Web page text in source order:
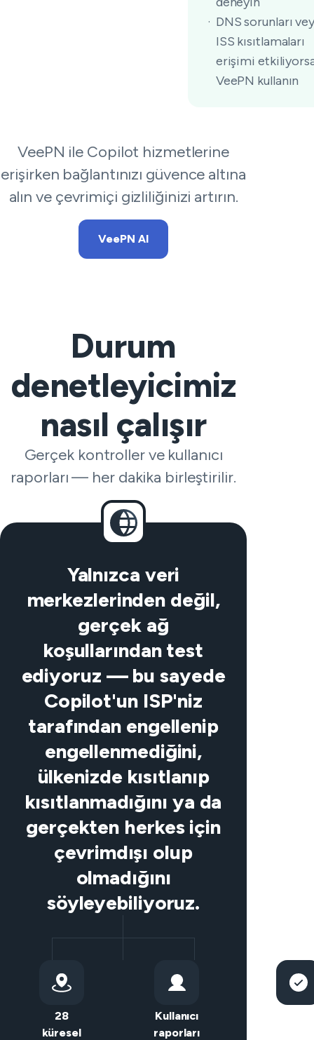
DNS sorunları
ISS kısıtlamaları
erişimi
VeePN kullanın
VeePN ile Copilot hizmetlerine
erişirken bağlantınızı güvence altına
alın ve çevrimiçi gizliliğinizi artırın.
VeePN Al
Durum
denetleyicimiz
nasıl çalışır
Gerçek kontroller ve kullanıcı
raporları — her dakika birleştirilir.
Yalnızca veri
merkezlerinden değil,
gerçek ağ
koşullarından test
ediyoruz — bu sayede
Copilot'un ISP'niz
tarafından engellenip
engellenmediğini,
ülkenizde kısıtlanıp
kısıtlanmadığını ya da
gerçekten herkes için
çevrimdışı olup
olmadığını
söyleyebiliyoruz.
28
küresel
Kullanıcı
raporları